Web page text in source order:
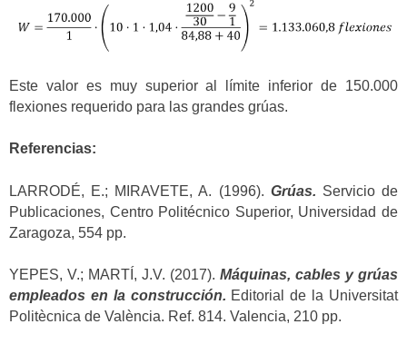
Este valor es muy superior al límite inferior de 150.000
flexiones requerido para las grandes grúas.
Referencias:
LARRODÉ, E.; MIRAVETE, A. (1996). Grúas. Servicio de
Publicaciones, Centro Politécnico Superior, Universidad de
Zaragoza, 554 pp.
YEPES, V.; MARTÍ, J.V. (2017). Máquinas, cables y grúas
empleados en la construcción. Editorial de la Universitat
Politècnica de València. Ref. 814. Valencia, 210 pp.